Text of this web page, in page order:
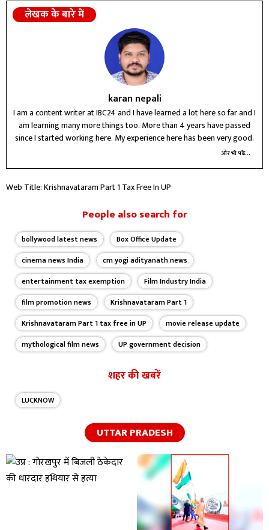
लेखक के बारे में
karan nepali
I am a content writer at IBC24 and I have learned a lot here so far and I
am learning many more things too. More than 4 years have passed
since I started working here. My experience here has been very good.
और भी पढ़ें...
Web Title: Krishnavataram Part 1 Tax Free In UP
People also search for
bollywood latest news
Box Office Update
cinema news India
cm yogi adityanath news
entertainment tax exemption
Film Industry India
film promotion news
Krishnavataram Part 1
Krishnavataram Part 1 tax free in UP
movie release update
mythological film news
UP government decision
शहर की खबरें
LUCKNOW
UTTAR PRADESH